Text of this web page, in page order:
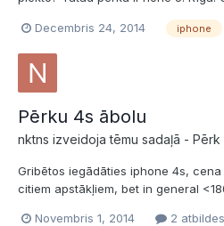
nepiedāvāt.
Decembris 24, 2014 iphone
Pērku 4s ābolu
nktns izveidoja tēmu sadaļā - Pērk
Gribētos iegādāties iphone 4s,
citiem apstākļiem, bet in general
Novembris 1, 2014
2 atbildes